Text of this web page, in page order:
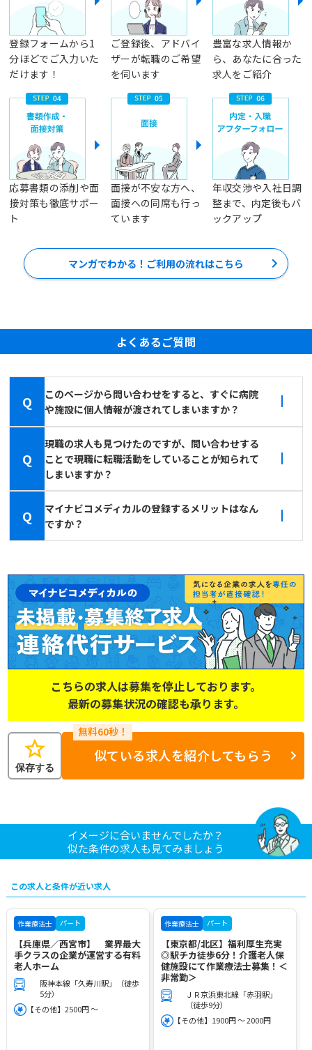
登録フォームから1
分ほどでご入力いた
だけます！
ご登録後、アドバイ
ザーが転職のご希望
を伺います
豊富な求人情報か
ら、あなたに合った
求人をご紹介
応募書類の添削や面
接対策も徹底サポー
ト
面接が不安な方へ、
面接への同席も行っ
ています
年収交渉や入社日調
整まで、内定後もバ
ックアップ
マンガでわかる！ご利用の流れはこちら
よくあるご質問
Q
このページから問い合わせをすると、すぐに病院
や施設に個人情報が渡されてしまいますか？
Q
現職の求人も見つけたのですが、問い合わせする
ことで現職に転職活動をしていることが知られて
しまいますか？
Q
マイナビコメディカルの登録するメリットはなん
ですか？
こちらの求人は募集を停止しております。
最新の募集状況の確認も承ります。
star
保存する
似ている求人を紹介してもらう
イメージに合いませんでしたか？
似た条件の求人も見てみましょう
この求人と条件が近い求人
作業療法士 パート
【兵庫県／西宮市】 業界最大
手クラスの企業が運営する有料
老人ホーム
阪神本線「久寿川駅」（徒歩
5分）
【その他】2500円 ～
作業療法士 パート
【東京都/北区】福利厚生充実
◎駅チカ徒歩6分！介護老人保
健施設にて作業療法士募集！＜
非常勤＞
ＪＲ京浜東北線「赤羽駅」
（徒歩9分）
【その他】1900円 ～ 2000円